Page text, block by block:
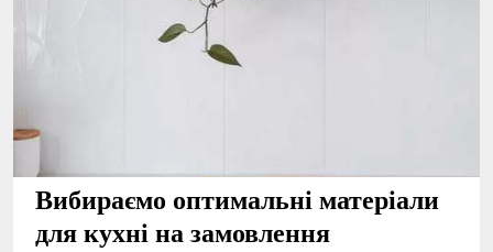
Вибираємо оптимальні матеріали
для кухні на замовлення